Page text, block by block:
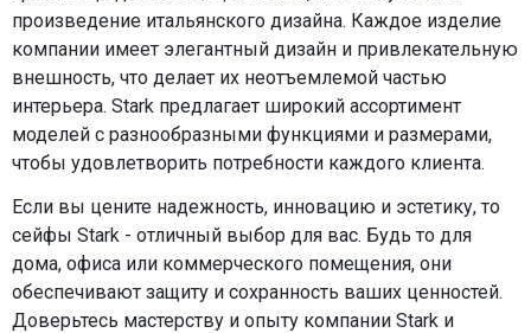
произведение итальянского дизайна. Каждое изделие
компании имеет элегантный дизайн и привлекательную
внешность, что делает их неотъемлемой частью
интерьера. Stark предлагает широкий ассортимент
моделей с разнообразными функциями и размерами,
чтобы удовлетворить потребности каждого клиента.
Если вы цените надежность, инновацию и эстетику, то
сейфы Stark - отличный выбор для вас. Будь то для
дома, офиса или коммерческого помещения, они
обеспечивают защиту и сохранность ваших ценностей.
Доверьтесь мастерству и опыту компании Stark и